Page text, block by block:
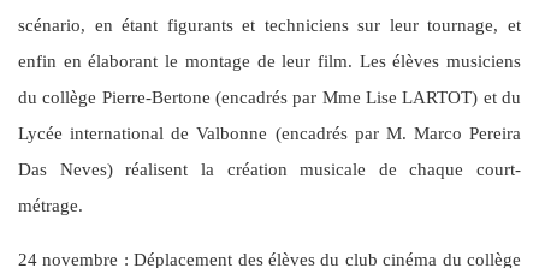
scénario, en étant figurants et techniciens sur leur tournage, et
enfin en élaborant le montage de leur film. Les élèves musiciens
du collège Pierre-Bertone (encadrés par Mme Lise LARTOT) et du
Lycée international de Valbonne (encadrés par M. Marco Pereira
Das Neves) réalisent la création musicale de chaque court-
métrage.
24 novembre : Déplacement des élèves du club cinéma du collège